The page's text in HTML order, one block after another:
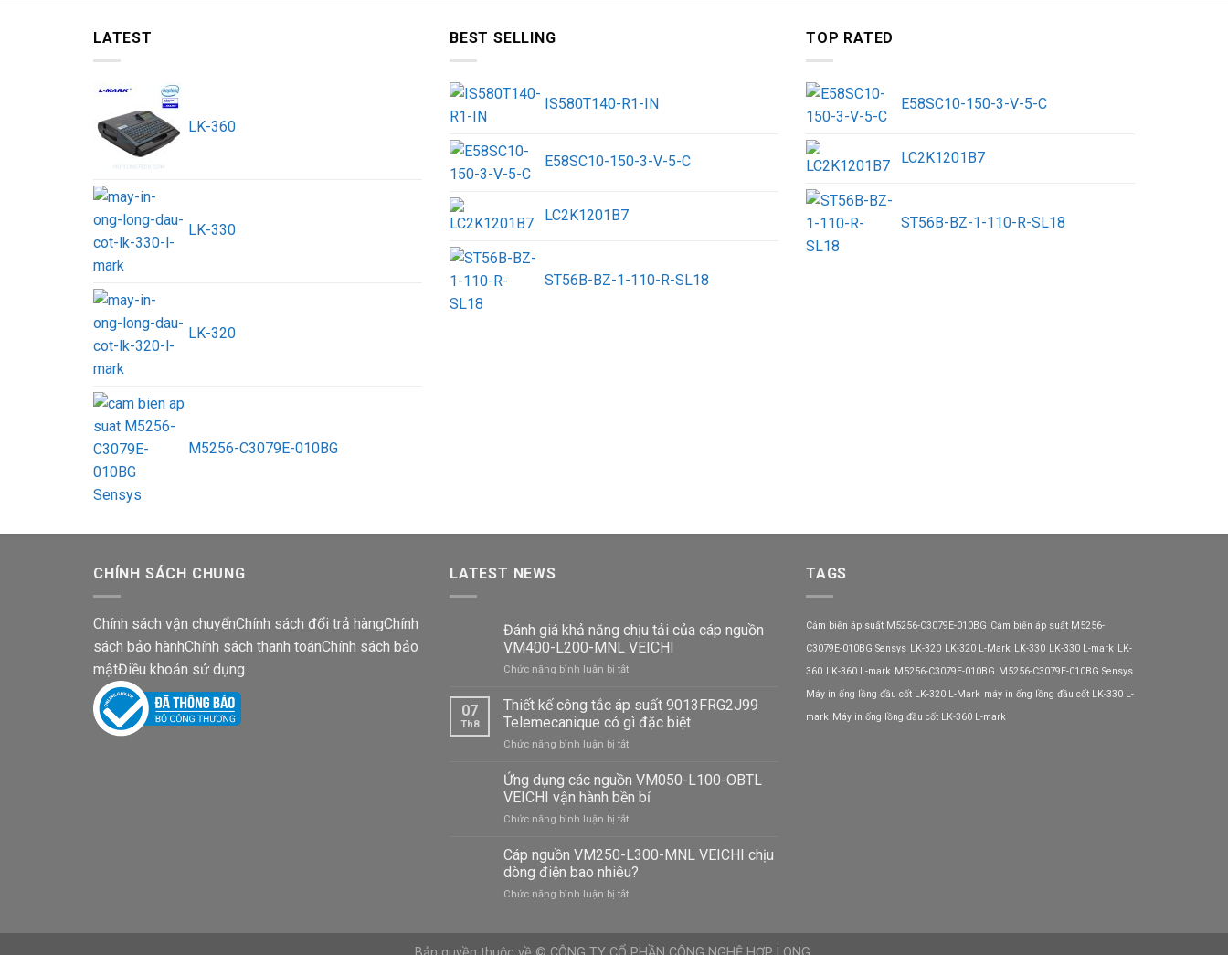
LATEST
LK-360
LK-330
LK-320
M5256-C3079E-010BG
BEST SELLING
IS580T140-R1-IN
E58SC10-150-3-V-5-C
LC2K1201B7
ST56B-BZ-1-110-R-SL18
TOP RATED
E58SC10-150-3-V-5-C
LC2K1201B7
ST56B-BZ-1-110-R-SL18
CHÍNH SÁCH CHUNG
Chính sách vận chuyểnChính sách đổi trả hàngChính
sách bảo hànhChính sách thanh toánChính sách bảo
mậtĐiều khoản sử dụng
LATEST NEWS
Đánh giá khả năng chịu tải của cáp nguồn
VM400-L200-MNL VEICHI
Chức năng bình luận bị tắtở
khả
năng
chịu
của
cáp
VM400-
MNL
VEICHI
07
Th8
Thiết kế công tắc áp suất 9013FRG2J99
Telemecanique có gì đặc biệt
Chức năng bình luận bị tắtở
kế
công
tắc
áp
9013FRG2J99
Telemecanique
gì
Ứng dụng các nguồn VM050-L100-OBTL
VEICHI vận hành bền bỉ
Chức năng bình luận bị tắtở
dụng
các
nguồn
VM050-
VEICHI
Cáp nguồn VM250-L300-MNL VEICHI chịu
dòng điện bao nhiêu?
Chức năng bình luận bị tắtở
TAGS
Cảm biến áp suất M5256-C3079E-010BG Cảm biến áp suất M5256-
C3079E-010BG Sensys LK-320 LK-320 L-Mark LK-330 LK-330 L-mark LK-
360 LK-360 L-mark M5256-C3079E-010BG M5256-C3079E-010BG Sensys
Máy in ống lồng đầu cốt LK-320 L-Mark máy in ống lồng đầu cốt LK-330 L-
mark Máy in ống lồng đầu cốt LK-360 L-mark